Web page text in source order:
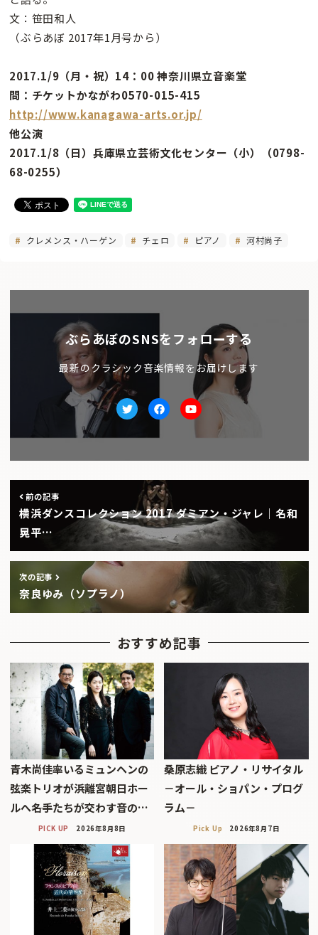
文：笹田和人
（ぶらあぼ 2017年1月号から）
2017.1/9（月・祝）14：00 神奈川県立音楽堂
問：チケットかながわ0570-015-415
http://www.kanagawa-arts.or.jp/
他公演
2017.1/8（日）兵庫県立芸術文化センター（小）（0798-
68-0255）
クレメンス・ハーゲン チェロ ピアノ 河村尚子
ぶらあぼのSNSをフォローする
最新のクラシック音楽情報をお届けします
TwitterfacebookYoutube
前の記事
横浜ダンスコレクション 2017 ダミアン・ジャレ｜名和
晃平…
次の記事
奈良ゆみ（ソプラノ）
おすすめ記事
青木尚佳率いるミュンヘンの
弦楽トリオが浜離宮朝日ホー
ルへ――名手たちが交わす音の…
PICK UP 2026年8月8日
桑原志織 ピアノ・リサイタル
－オール・ショパン・プログ
ラム－
Pick Up 2026年8月7日